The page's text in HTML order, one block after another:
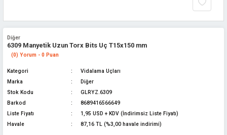
Diğer
6309 Manyetik Uzun Torx Bits Uç T15x150 mm
(0) Yorum - 0 Puan
Kategori
Vidalama Uçları
Marka
Diğer
Stok Kodu
GLRYZ.6309
Barkod
8689416566649
Liste Fiyatı
1,95 USD + KDV (İndirimsiz Liste Fiyatı)
Havale
87,16 TL (%3,00 havale indirimi)